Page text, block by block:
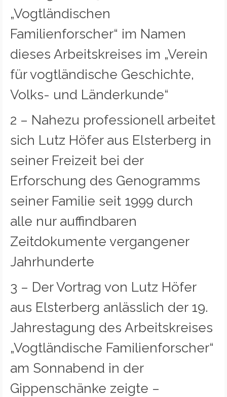
„Vogtländischen
Familienforscher“ im Namen
dieses Arbeitskreises im „Verein
für vogtländische Geschichte,
Volks- und Länderkunde“
2 – Nahezu professionell arbeitet
sich Lutz Höfer aus Elsterberg in
seiner Freizeit bei der
Erforschung des Genogramms
seiner Familie seit 1999 durch
alle nur auffindbaren
Zeitdokumente vergangener
Jahrhunderte
3 – Der Vortrag von Lutz Höfer
aus Elsterberg anlässlich der 19.
Jahrestagung des Arbeitskreises
„Vogtländische Familienforscher“
am Sonnabend in der
Gippenschänke zeigte –